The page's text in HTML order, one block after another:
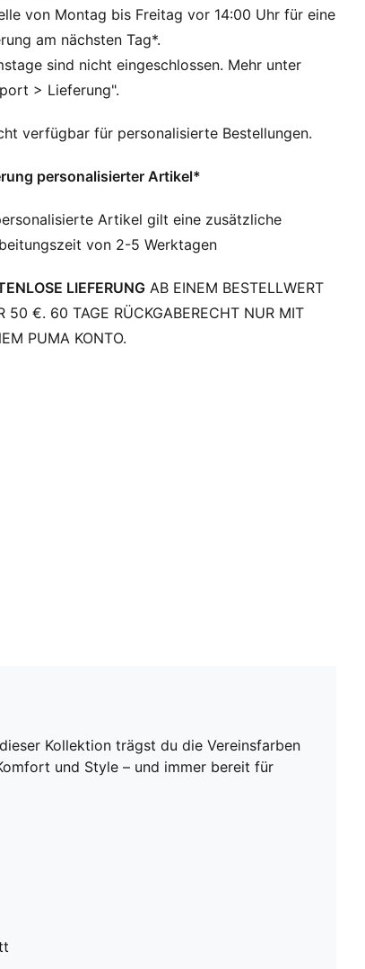
angenehm trocken.
% recyceltem Material, Besatz und Deko sind
100 % recyceltem Material als Schritt in eine
Zukunft. Besatz und Deko sind
Piqué
Ärmel
Regulär
von Montag bis Freitag vor 14:00 Uhr für eine
am nächsten Tag*.
sind nicht eingeschlossen. Mehr unter
> Lieferung".
verfügbar für personalisierte Bestellungen.
personalisierter Artikel*
Artikel gilt eine zusätzliche
von 2-5 Werktagen
LIEFERUNG AB EINEM BESTELLWERT
50 €. 60 TAGE RÜCKGABERECHT NUR MIT
PUMA KONTO.
Kollektion trägst du die Vereinsfarben
und Style – und immer bereit für